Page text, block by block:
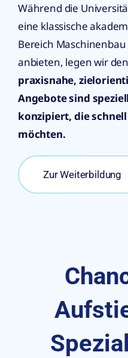
Während die
eine klassische
Bereich
anbieten, legen wir den
praxisnahe,
Angebote sind
konzipiert, die
möchten.
Zur Weiterbildung